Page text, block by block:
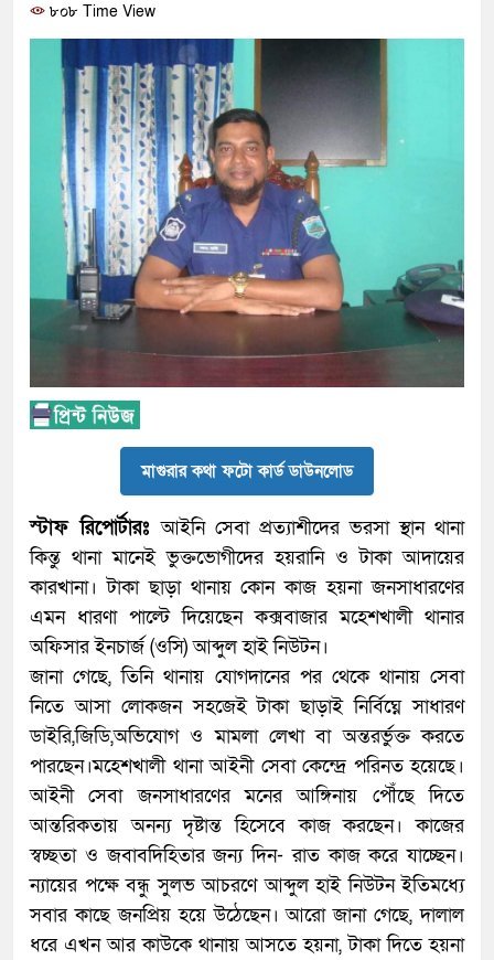
৮০৮ Time View
মাগুরার কথা ফটো কার্ড ডাউনলোড
স্টাফ রিপোর্টারঃআইনি সেবা প্রত্যাশীদের ভরসা স্থান থানা
কিন্তু থানা মানেই ভুক্তভোগীদের হয়রানি ও টাকা আদায়ের
কারখানা। টাকা ছাড়া থানায় কোন কাজ হয়না জনসাধারণের
এমন ধারণা পাল্টে দিয়েছেন কক্সবাজার মহেশখালী থানার
অফিসার ইনচার্জ (ওসি) আব্দুল হাই নিউটন।
জানা গেছে, তিনি থানায় যোগদানের পর থেকে থানায় সেবা
নিতে আসা লোকজন সহজেই টাকা ছাড়াই নির্বিঘ্নে সাধারণ
ডাইরি,জিডি,অভিযোগ ও মামলা লেখা বা অন্তরর্ভুক্ত করতে
পারছেন।মহেশখালী থানা আইনী সেবা কেন্দ্রে পরিনত হয়েছে।
আইনী সেবা জনসাধারণের মনের আঙ্গিনায় পৌঁছে দিতে
আন্তরিকতায় অনন্য দৃষ্টান্ত হিসেবে কাজ করছেন। কাজের
স্বচ্ছতা ও জবাবদিহিতার জন্য দিন- রাত কাজ করে যাচ্ছেন।
ন্যায়ের পক্ষে বন্ধু সুলভ আচরণে আব্দুল হাই নিউটন ইতিমধ্যে
সবার কাছে জনপ্রিয় হয়ে উঠেছেন। আরো জানা গেছে, দালাল
ধরে এখন আর কাউকে থানায় আসতে হয়না, টাকা দিতে হয়না